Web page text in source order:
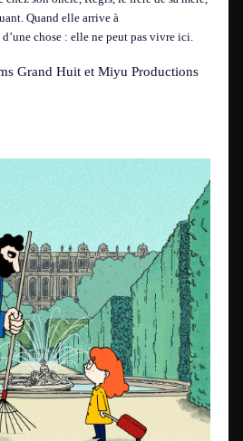
Quand elle arrive à
chose : elle ne peut pas vivre ici.
Grand Huit et Miyu Productions